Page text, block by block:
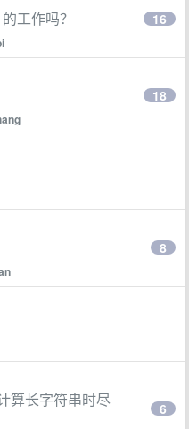
工作吗？ 16
18
8
算长字符串时尽
6